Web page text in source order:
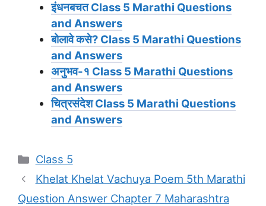
इंधनबचत Class 5 Marathi Questions
and Answers
बोलावे कसे? Class 5 Marathi Questions
and Answers
अनुभव-१ Class 5 Marathi Questions
and Answers
चित्रसंदेश Class 5 Marathi Questions
and Answers
Categories
Class 5
Khelat Khelat Vachuya Poem 5th Marathi
Question Answer Chapter 7 Maharashtra